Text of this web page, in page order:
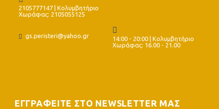
2105777147 | Κολυμβητήριο
Χωράφας: 2105055125
gs.peristeri@yahoo.gr
14:00 - 20:00 | Κολυμβητήριο
Χωράφας: 16.00 - 21.00
ΕΓΓΡΑΦΕΙΤΕ ΣΤΟ NEWSLETTER ΜΑΣ